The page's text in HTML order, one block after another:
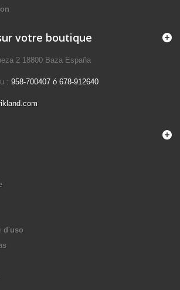
votre boutique
2 18800 Baza España
: 958-700407 ó 678-912640
d'uso